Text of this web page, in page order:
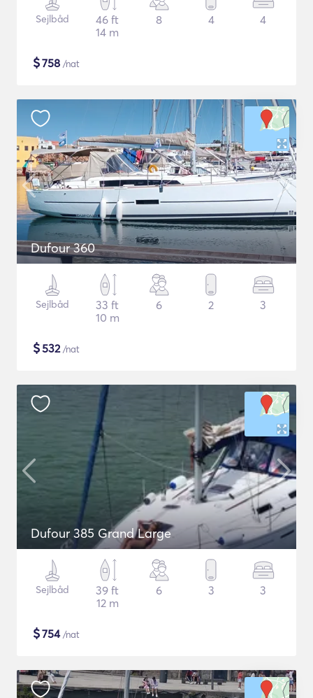
Sejlbåd
46 ft
14 m
8 4 4
$758 /nat
Dufour 360
Sejlbåd
33 ft
10 m
6 2 3
$532/nat
Dufour 385 Grand Large
Sejlbåd
39 ft
12 m
6 3 3
$754/nat